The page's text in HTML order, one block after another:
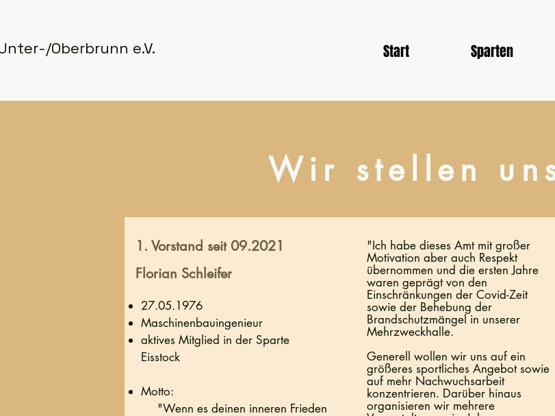
Start Sparten
Mein Angebot
01.
Ich bin ein Textabschnitt. Klicken Sie hier, um Ihren eigenen
Wir stellen
27.05.1976
Maschinenbauingenieur
aktives Mitglied in der Sparte
Eisstock
Motto:
"Wenn es deinen inneren Frieden
"Ich habe dieses Amt mit großer
Motivation aber auch Respekt
übernommen und die ersten Jahre
waren geprägt von den
Einschränkungen der Covid-Zeit
sowie der Behebung der
Brandschutzmängel in unserer
Mehrzweckhalle.
Generell wollen wir uns auf ein
größeres sportliches Angebot sowie
auf mehr Nachwuchsarbeit
konzentrieren. Darüber hinaus
organisieren wir mehrere
1. Vorstand seit 09.2021
Florian Schleifer
Oberbrunn e.V.